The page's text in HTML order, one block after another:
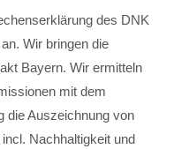
des DNK
Wir bringen die
Bayern. Wir ermitteln
mit dem
die Auszeichnung von
Nachhaltigkeit und